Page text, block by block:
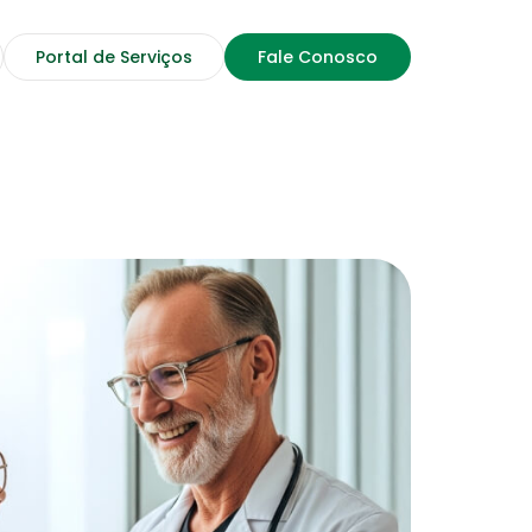
Portal de Serviços Fale Conosco
Saúde Financeira
Confira dicas de Educação
Rede de prestadores
Profissionais, Clínicas, Hospitais
e Laboratórios credenciados